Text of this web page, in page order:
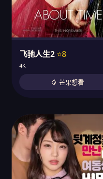
飞驰人生2 ⭐8
4K
🥭 芒果想看